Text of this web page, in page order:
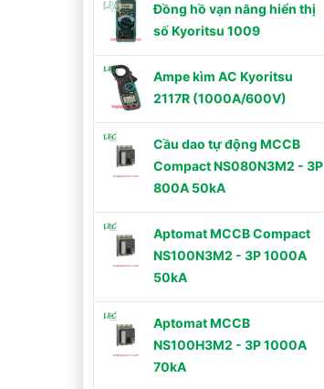
Đồng hồ vạn năng hiển thị
số Kyoritsu 1009
Ampe kìm AC Kyoritsu
2117R (1000A/600V)
Cầu dao tự động MCCB
Compact NS080N3M2 - 3P
800A 50kA
Aptomat MCCB Compact
NS100N3M2 - 3P 1000A
50kA
Aptomat MCCB
NS100H3M2 - 3P 1000A
70kA